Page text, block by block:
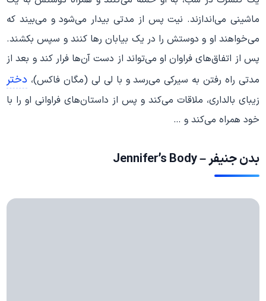
ماشینی می‌اندازند. نیت پس از مدتی بیدار می‌شود و می‌بیند که
می‌خواهند او و دوستش را در یک بیابان رها کنند و سپس بکشند.
پس از اتفاق‌های فراوان او می‌تواند از دست آن‌ها فرار کند و بعد از
مدتی راه رفتن به سیرکی می‌رسد و با لی لی (مگان فاکس)، دختر
زیبای بالداری، ملاقات می‌کند و پس از داستان‌های فراوانی او را با
خود همراه می‌کند و …
بدن جنیفر – Jennifer’s Body